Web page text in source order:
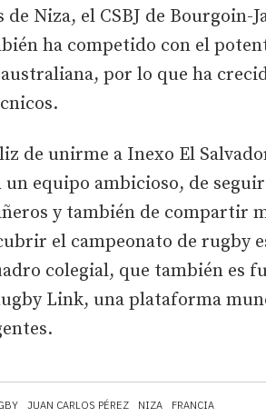
JUAN CARLOS PÉREZ NIZA FRANCIA
de Niza, el CSBJ de Bourgoin-
ha competido con el
por lo que ha
de unirme a Inexo El
equipo ambicioso, de
y también de compartir
el campeonato de rugby
colegial, que también es
Link, una plataforma